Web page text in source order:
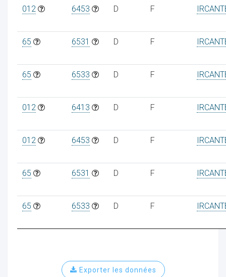
012 6453 D F
65 6531 D F
65 6533 D F
012 6413 D F
012 6453 D F
65 6531 D F
65 6533 D F
Exporter les données